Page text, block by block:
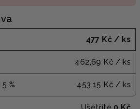
477 Kč / ks
462,69 Kč / ks
% 453,15 Kč / ks